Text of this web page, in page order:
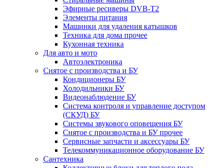
Эфирные ресиверы DVB-T2
Элементы питания
Машинки для удаления катышков
Техника для дома прочее
Кухонная техника
Для авто и мото
Автоэлектроника
Снятое с производства и БУ
Кондиционеры БУ
Холодильники БУ
Видеонаблюдение БУ
Система контроля и управление доступом
(СКУД) БУ
Системы звукового оповещения БУ
Снятое с производства и БУ прочее
Сервисные запчасти и аксессуары БУ
Телекоммуникационное оборудование БУ
Сантехника